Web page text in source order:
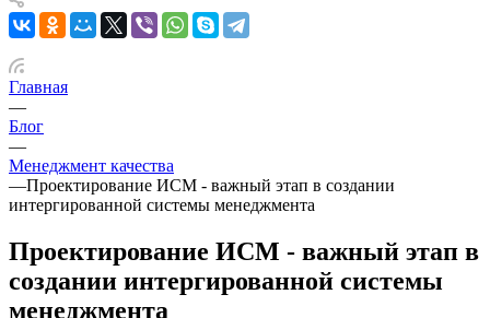
Главная
—
Блог
—
Менеджмент качества
—Проектирование ИСМ - важный этап в создании
интергированной системы менеджмента
Проектирование ИСМ - важный этап в
создании интергированной системы
менеджмента